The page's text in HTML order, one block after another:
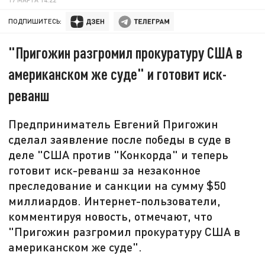
ПОДПИШИТЕСЬ:
"Пригожин разгромил прокуратуру США в
американском же суде" и готовит иск-
реванш
Предприниматель Евгений Пригожин
сделал заявление после победы в суде в
деле "США против "Конкорда" и теперь
готовит иск-реванш за незаконное
преследование и санкции на сумму $50
миллиардов. Интернет-пользователи,
комментируя новость, отмечают, что
"Пригожин разгромил прокуратуру США в
американском же суде".